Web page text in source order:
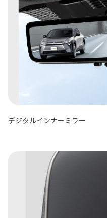
デジタルインナーミラー